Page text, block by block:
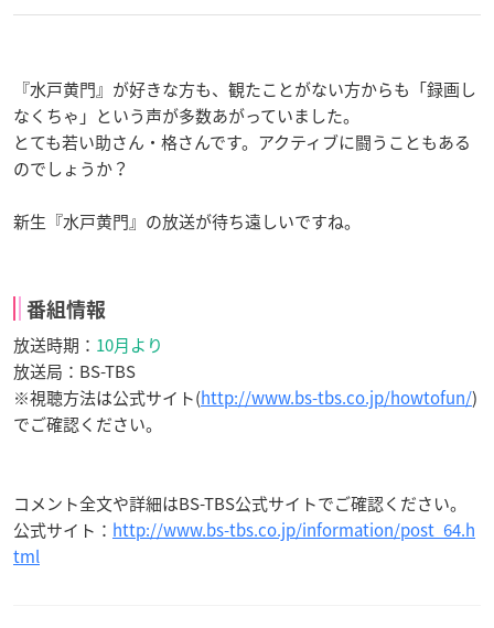
『水戸黄門』が好きな方も、観たことがない方からも「録画し
なくちゃ」という声が多数あがっていました。
とても若い助さん・格さんです。アクティブに闘うこともある
のでしょうか？
新生『水戸黄門』の放送が待ち遠しいですね。
番組情報
放送時期： 10月より
放送局：BS-TBS
※視聴方法は公式サイト(http://www.bs-tbs.co.jp/howtofun/)
でご確認ください。
コメント全文や詳細はBS-TBS公式サイトでご確認ください。
公式サイト： http://www.bs-tbs.co.jp/information/post_64.h
tml